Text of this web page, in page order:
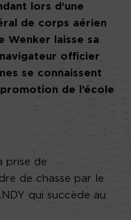
lors d’une
de corps aérien
Wenker laisse sa
officier
se connaissent
de l’école
prise de
de chasse par le
qui succède au